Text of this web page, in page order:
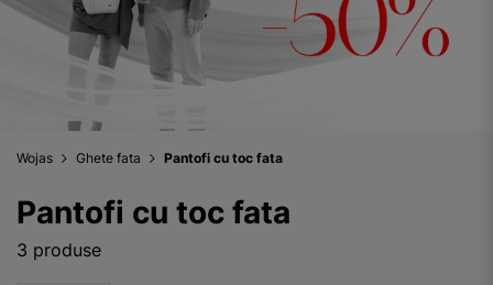
Wojas Ghete fata Pantofi cu toc fata
Pantofi cu toc fata
3 produse